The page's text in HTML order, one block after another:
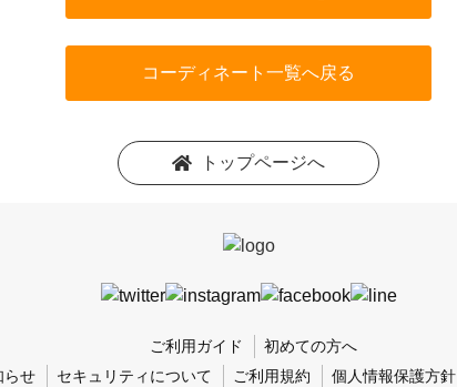
コーディネート一覧へ戻る
トップページへ
ご利用ガイド
初めての方へ
らせ
セキュリティについて ご利用規約 個人情報保護方針